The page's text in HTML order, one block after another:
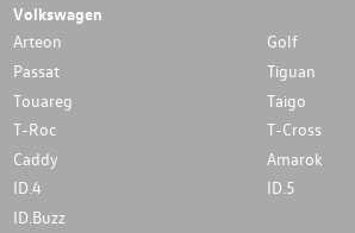
Volkswagen
Arteon
Golf
Passat
Tiguan
Touareg
Taigo
T-Roc
T-Cross
Caddy
Amarok
ID.4
ID.5
ID.Buzz